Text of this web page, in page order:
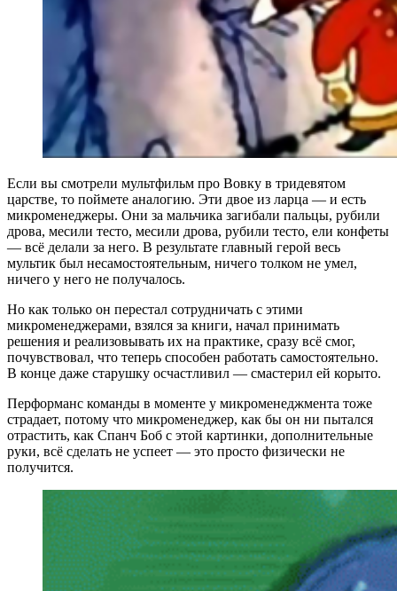
Если вы смотрели мультфильм про Вовку в тридевятом
царстве, то поймете аналогию. Эти двое из ларца — и есть
микроменеджеры. Они за мальчика загибали пальцы, рубили
дрова, месили тесто, месили дрова, рубили тесто, ели конфеты
— всё делали за него. В результате главный герой весь
мультик был несамостоятельным, ничего толком не умел,
ничего у него не получалось.
Но как только он перестал сотрудничать с этими
микроменеджерами, взялся за книги, начал принимать
решения и реализовывать их на практике, сразу всё смог,
почувствовал, что теперь способен работать самостоятельно.
В конце даже старушку осчастливил — смастерил ей корыто.
Перформанс команды в моменте у микроменеджмента тоже
страдает, потому что микроменеджер, как бы он ни пытался
отрастить, как Спанч Боб с этой картинки, дополнительные
руки, всё сделать не успеет — это просто физически не
получится.